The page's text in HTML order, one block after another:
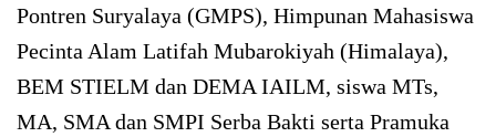
Pontren Suryalaya (GMPS), Himpunan Mahasiswa
Pecinta Alam Latifah Mubarokiyah (Himalaya),
BEM STIELM dan DEMA IAILM, siswa MTs,
MA, SMA dan SMPI Serba Bakti serta Pramuka